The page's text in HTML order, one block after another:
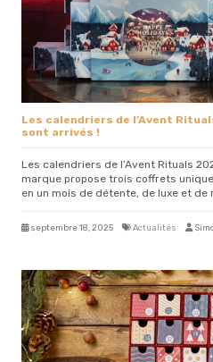
Les calendriers de l’Avent
sont arrivés !
Les calendriers de l’Avent Rituals
marque propose trois coffrets
en un mois de détente, de luxe et de
septembre 18, 2025 Actualités